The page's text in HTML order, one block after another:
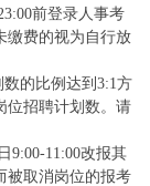
前登录人事考
缴费的视为自行放
的比例达到3:1方
位招聘计划数。请
9:00-11:00改报其
被取消岗位的报考